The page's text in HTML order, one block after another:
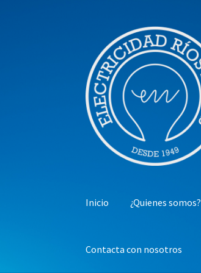
la
navegación
contenido
Inicio ¿Quienes somos?
Contacta con nosotros